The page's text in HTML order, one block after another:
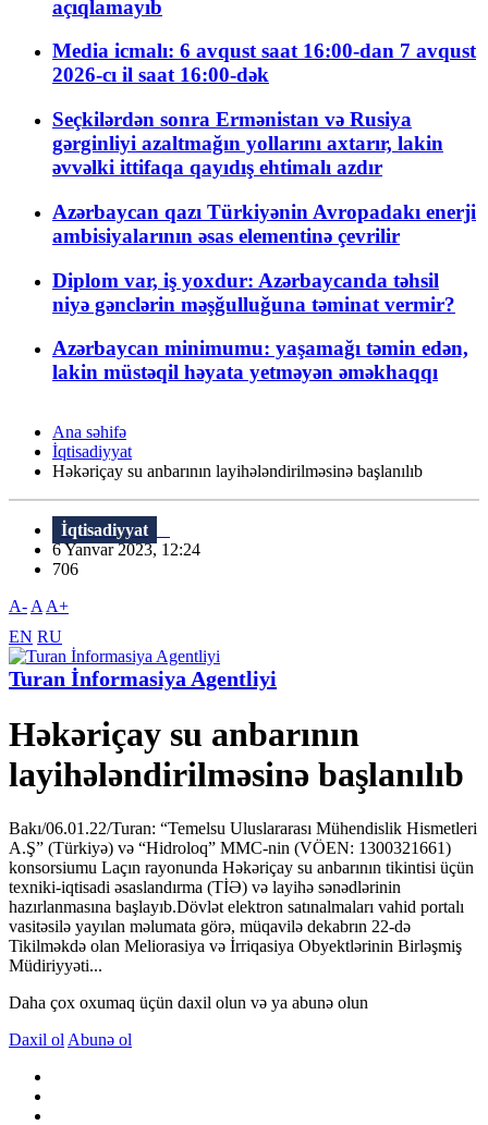
açıqlamayıb
Media icmalı: 6 avqust saat 16:00-dan 7 avqust
2026-cı il saat 16:00-dək
Seçkilərdən sonra Ermənistan və Rusiya
gərginliyi azaltmağın yollarını axtarır, lakin
əvvəlki ittifaqa qayıdış ehtimalı azdır
Azərbaycan qazı Türkiyənin Avropadakı enerji
ambisiyalarının əsas elementinə çevrilir
Diplom var, iş yoxdur: Azərbaycanda təhsil
niyə gənclərin məşğulluğuna təminat vermir?
Azərbaycan minimumu: yaşamağı təmin edən,
lakin müstəqil həyata yetməyən əməkhaqqı
Ana səhifə
İqtisadiyyat
Həkəriçay su anbarının layihələndirilməsinə başlanılıb
İqtisadiyyat
6 Yanvar 2023, 12:24
706
A- A A+
EN RU
Turan İnformasiya Agentliyi
Həkəriçay su anbarının
layihələndirilməsinə başlanılıb
Bakı/06.01.22/Turan: “Temelsu Uluslararası Mühendislik Hismetleri
A.Ş” (Türkiyə) və “Hidroloq” MMC-nin (VÖEN: 1300321661)
konsorsiumu Laçın rayonunda Həkəriçay su anbarının tikintisi üçün
texniki-iqtisadi əsaslandırma (TİƏ) və layihə sənədlərinin
hazırlanmasına başlayıb.Dövlət elektron satınalmaları vahid portalı
vasitəsilə yayılan məlumata görə, müqavilə dekabrın 22-də
Tikilməkdə olan Meliorasiya və İrriqasiya Obyektlərinin Birləşmiş
Müdiriyyəti...
Daha çox oxumaq üçün daxil olun və ya abunə olun
Daxil ol Abunə ol